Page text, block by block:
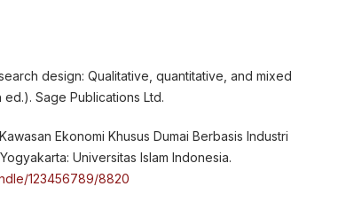
design: Qualitative, quantitative, and mixed
Sage Publications Ltd.
Ekonomi Khusus Dumai Berbasis Industri
Universitas Islam Indonesia.
123456789/8820